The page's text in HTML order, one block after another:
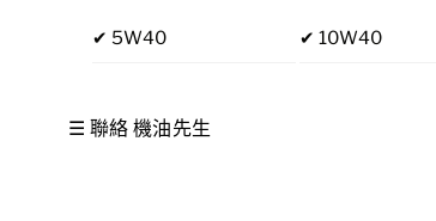
✔ 5W40 ✔ 10W40
☰ 聯絡 機油先生